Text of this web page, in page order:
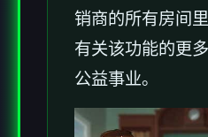
销商的所有房间
有关该功能的更
公益事业。